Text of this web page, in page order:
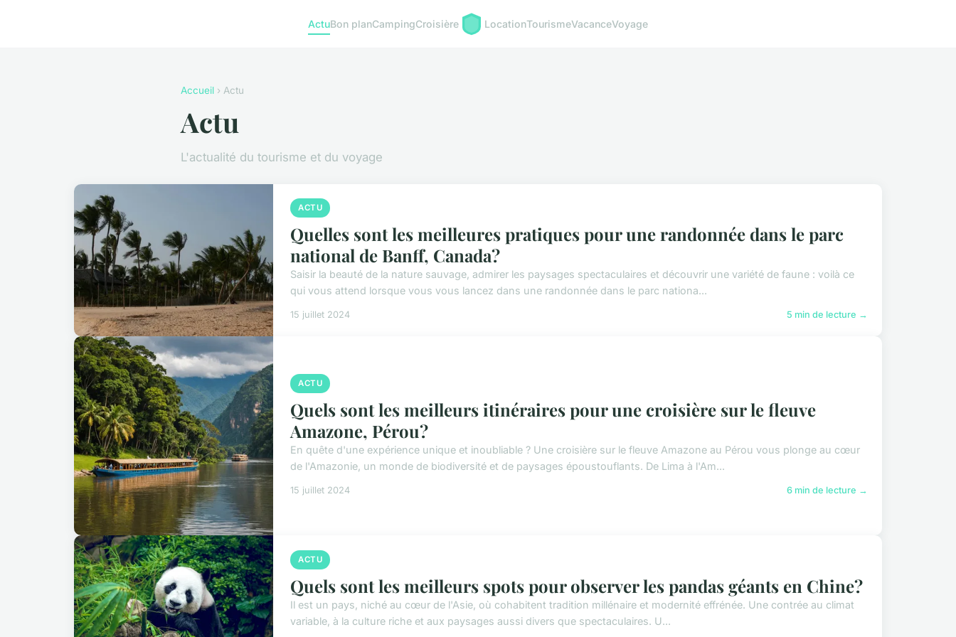
ActuBon planCampingCroisière LocationTourismeVacanceVoyage
Accueil › Actu
Actu
L'actualité du tourisme et du voyage
ACTU
Quelles sont les meilleures pratiques pour une randonnée dans le parc
national de Banff, Canada?
Saisir la beauté de la nature sauvage, admirer les paysages spectaculaires et découvrir une variété de faune : voilà ce
qui vous attend lorsque vous vous lancez dans une randonnée dans le parc nationa...
15 juillet 2024 5 min de lecture →
ACTU
Quels sont les meilleurs itinéraires pour une croisière sur le fleuve
Amazone, Pérou?
En quête d'une expérience unique et inoubliable ? Une croisière sur le fleuve Amazone au Pérou vous plonge au cœur
de l'Amazonie, un monde de biodiversité et de paysages époustouflants. De Lima à l'Am...
15 juillet 2024 6 min de lecture →
ACTU
Quels sont les meilleurs spots pour observer les pandas géants en Chine?
Il est un pays, niché au cœur de l'Asie, où cohabitent tradition millénaire et modernité effrénée. Une contrée au climat
variable, à la culture riche et aux paysages aussi divers que spectaculaires. U...